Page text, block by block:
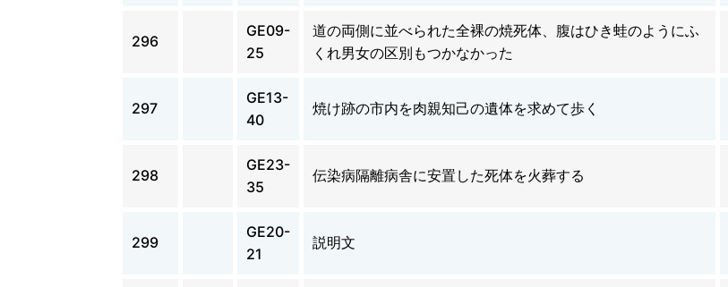
296
GE09-
25
道の両側に並べられた全裸の焼死体、腹はひき蛙のようにふ
くれ男女の区別もつかなかった
297
GE13-
40
焼け跡の市内を肉親知己の遺体を求めて歩く
298
GE23-
35
伝染病隔離病舎に安置した死体を火葬する
299
GE20-
21
説明文